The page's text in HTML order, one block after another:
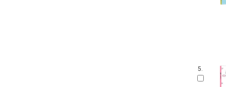
5.